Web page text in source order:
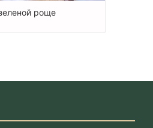
роще